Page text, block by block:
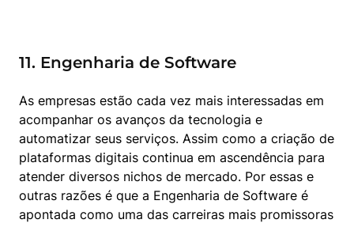
11. Engenharia de Software
As empresas estão cada vez mais interessadas em
acompanhar os avanços da tecnologia e
automatizar seus serviços. Assim como a criação de
plataformas digitais continua em ascendência para
atender diversos nichos de mercado. Por essas e
outras razões é que a Engenharia de Software é
apontada como uma das carreiras mais promissoras